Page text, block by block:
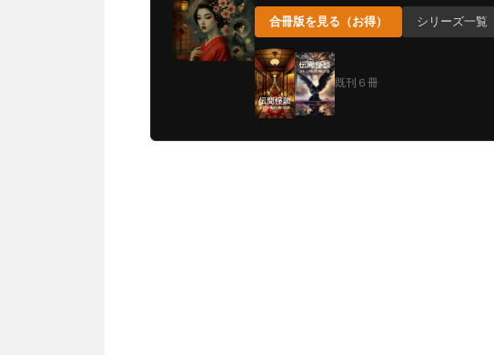
合冊版を見る（お得） シリーズ一覧
既刊６冊